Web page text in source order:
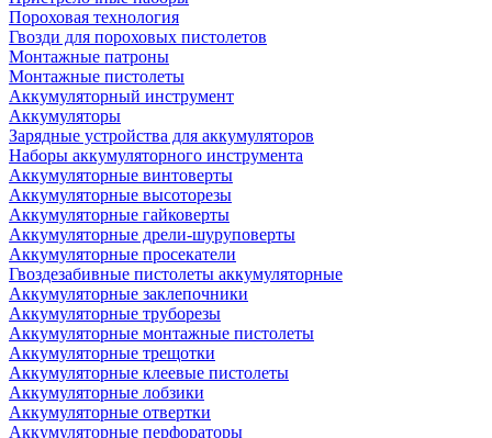
Пороховая технология
Гвозди для пороховых пистолетов
Монтажные патроны
Монтажные пистолеты
Аккумуляторный инструмент
Аккумуляторы
Зарядные устройства для аккумуляторов
Наборы аккумуляторного инструмента
Аккумуляторные винтоверты
Аккумуляторные высоторезы
Аккумуляторные гайковерты
Аккумуляторные дрели-шуруповерты
Аккумуляторные просекатели
Гвоздезабивные пистолеты аккумуляторные
Аккумуляторные заклепочники
Аккумуляторные труборезы
Аккумуляторные монтажные пистолеты
Аккумуляторные трещотки
Аккумуляторные клеевые пистолеты
Аккумуляторные лобзики
Аккумуляторные отвертки
Аккумуляторные перфораторы